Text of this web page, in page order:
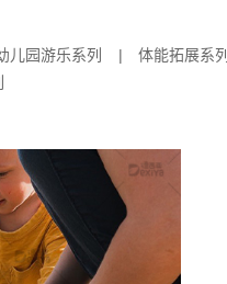
儿园游乐系列 | 体能拓展系列